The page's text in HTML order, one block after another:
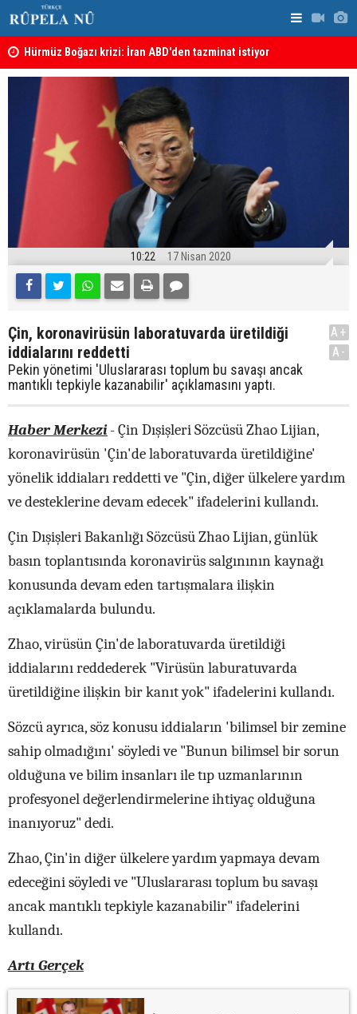
Hürmüz Boğazı krizi: İran ABD'den tazminat istiyor
10:22 17 Nisan 2020
Çin, koronavirüsün laboratuvarda üretildiği
iddialarını reddetti
Pekin yönetimi 'Uluslararası toplum bu savaşı ancak
mantıklı tepkiyle kazanabilir' açıklamasını yaptı.
A+
A-
Haber Merkezi- Çin Dışişleri Sözcüsü Zhao Lijian,
koronavirüsün 'Çin'de laboratuvarda üretildiğine'
yönelik iddiaları reddetti ve "Çin, diğer ülkelere yardım
ve desteklerine devam edecek" ifadelerini kullandı.
Çin Dışişleri Bakanlığı Sözcüsü Zhao Lijian, günlük
basın toplantısında koronavirüs salgınının kaynağı
konusunda devam eden tartışmalara ilişkin
açıklamalarda bulundu.
Zhao, virüsün Çin'de laboratuvarda üretildiği
iddialarını reddederek "Virüsün laburatuvarda
üretildiğine ilişkin bir kanıt yok" ifadelerini kullandı.
Sözcü ayrıca, söz konusu iddiaların 'bilimsel bir zemine
sahip olmadığını' söyledi ve "Bunun bilimsel bir sorun
olduğuna ve bilim insanları ile tıp uzmanlarının
profesyonel değerlendirmelerine ihtiyaç olduğuna
inanıyoruz" dedi.
Zhao, Çin'in diğer ülkelere yardım yapmaya devam
edeceğini söyledi ve "Uluslararası toplum bu savaşı
ancak mantıklı tepkiyle kazanabilir" ifadelerini
kullandı.
Artı Gerçek